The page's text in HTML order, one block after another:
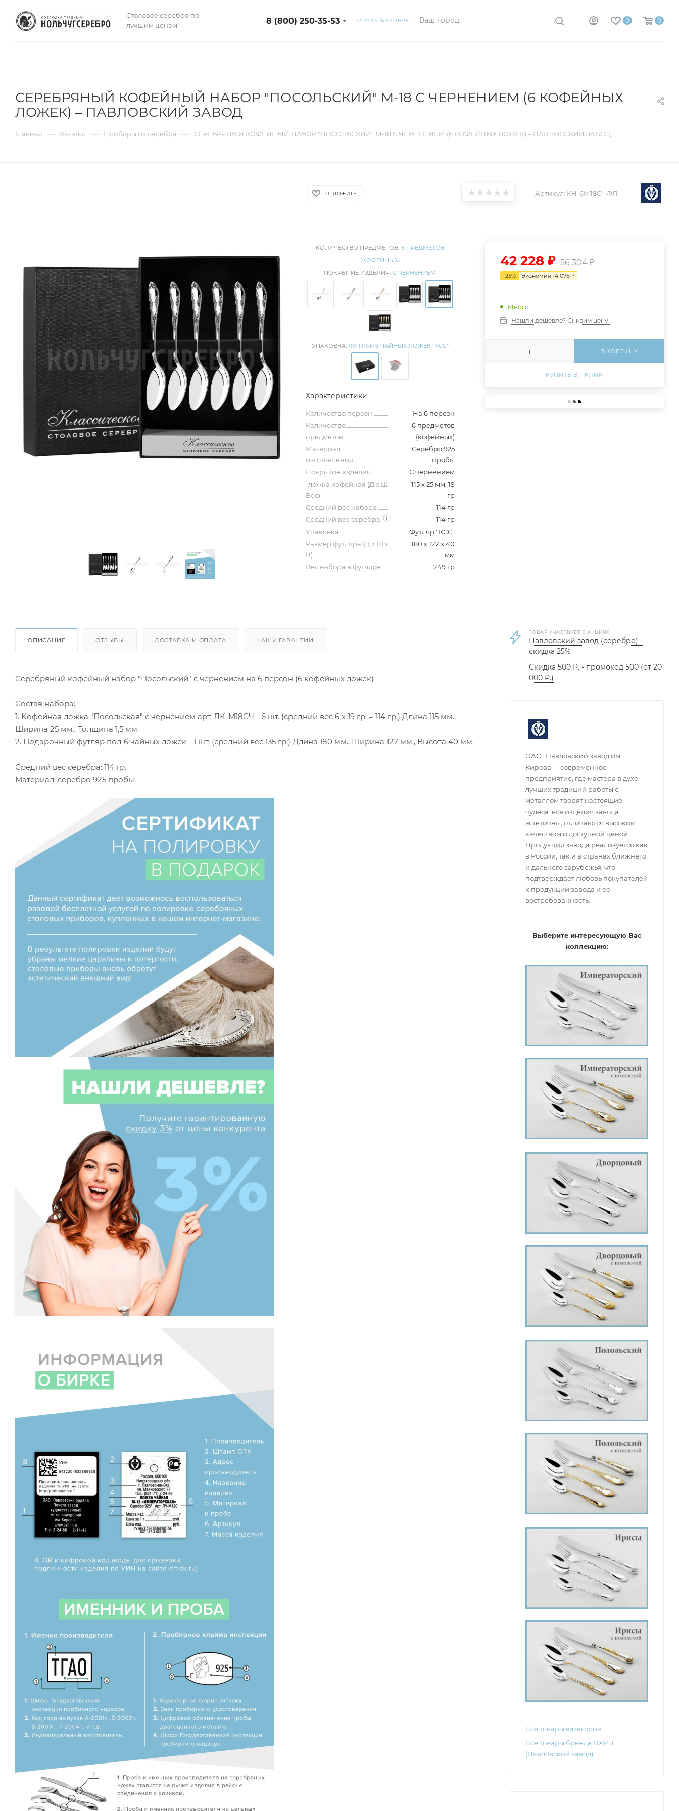
Столовое серебро по
лучшим ценам!
8 (800) 250-35-53 ЗАКАЗАТЬ ЗВОНОК Ваш город: 0 0
СЕРЕБРЯНЫЙ КОФЕЙНЫЙ НАБОР "ПОСОЛЬСКИЙ" М-18 С ЧЕРНЕНИЕМ (6 КОФЕЙНЫХ
ЛОЖЕК) – ПАВЛОВСКИЙ ЗАВОД
Главная — Каталог — Приборы из серебра — СЕРЕБРЯНЫЙ КОФЕЙНЫЙ НАБОР "ПОСОЛЬСКИЙ" М-18 С ЧЕРНЕНИЕМ (6 КОФЕЙНЫХ ЛОЖЕК) – ПАВЛОВСКИЙ ЗАВОД
ОТЛОЖИТЬ Артикул: КН-6М18СЧФЛ
КОЛИЧЕСТВО ПРЕДМЕТОВ: 6 ПРЕДМЕТОВ
(КОФЕЙНЫХ)
ПОКРЫТИЕ ИЗДЕЛИЯ: С ЧЕРНЕНИЕМ
УПАКОВКА: ФУТЛЯР 6 ЧАЙНЫХ ЛОЖЕК "КСС"
Характеристики
Количество персон
На 6 персон
Количество
предметов
6 предметов
(кофейных)
Материал
изготовления
Серебро 925
пробы
Покрытие изделия
С чернением
-ложка кофейная (Д х Ш,
Вес)
115 х 25 мм, 19
гр
Средний вес набора
114 гр
Средний вес серебра
114 гр
Упаковка
Футляр "КСС"
Размер футляра (Д х Ш х
В)
180 х 127 х 40
мм
Вес набора в футляре
249 гр
42 228₽ 56 304₽
-25% Экономия 14 076₽
Много
Нашли дешевле? Снизим цену!
В КОРЗИНУ
КУПИТЬ В 1 КЛИК
ОПИСАНИЕ ОТЗЫВЫ ДОСТАВКА И ОПЛАТА НАШИ ГАРАНТИИ
Серебряный кофейный набор "Посольский" с чернением на 6 персон (6 кофейных ложек)
Состав набора:
1. Кофейная ложка "Посольская" с чернением арт. ЛК-М18СЧ - 6 шт. (средний вес 6 х 19 гр. = 114 гр.) Длина 115 мм.,
Ширина 25 мм., Толщина 1,5 мм.
2. Подарочный футляр под 6 чайных ложек - 1 шт. (средний вес 135 гр.) Длина 180 мм., Ширина 127 мм., Высота 40 мм.
Средний вес серебра: 114 гр.
Материал: серебро 925 пробы.
ТОВАР УЧАСТВУЕТ В АКЦИЯХ
Павловский завод (серебро) -
скидка 25%
Скидка 500 Р. - промокод 500 (от 20
000 Р.)
ОАО "Павловский завод им.
Кирова" – современное
предприятие, где мастера в духе
лучших традиций работы с
металлом творят настоящие
чудеса: все изделия завода
эстетичны, отличаются высоким
качеством и доступной ценой.
Продукция завода реализуется как
в России, так и в странах ближнего
и дальнего зарубежья, что
подтверждает любовь покупателей
к продукции завода и ее
востребованность.
Выберите интересующую Вас
коллекцию:
Все товары категории
Все товары бренда ПХМЗ
(Павловский завод)